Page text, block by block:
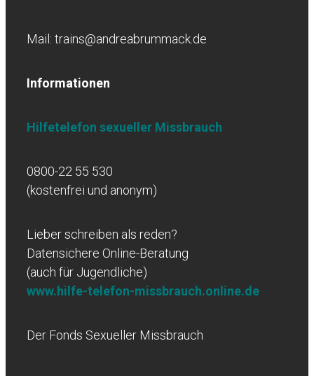
Mail: trains@andreabrummack.de
Informationen
Hilfetelefon sexueller Missbrauch
0800-22 55 530
(kostenfrei und anonym)
Lieber schreiben als reden?
Datensichere Online-Beratung
(auch für Jugendliche)
www.hilfe-telefon-missbrauch.online.de
Der Fonds Sexueller Missbrauch